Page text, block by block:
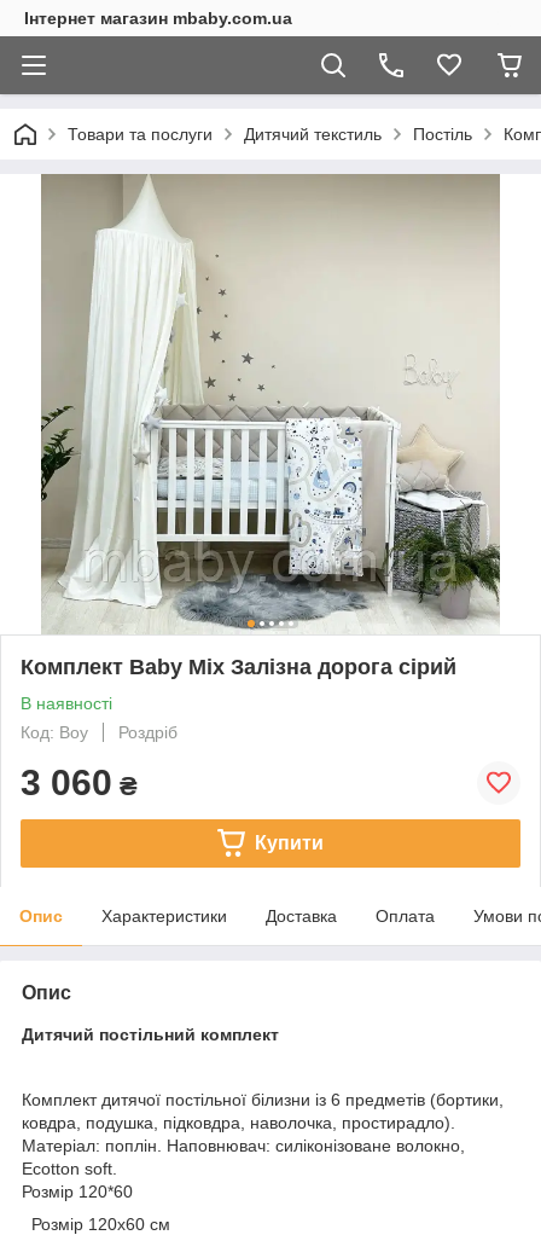
Інтернет магазин mbaby.com.ua
Товари та послуги Дитячий текстиль Постіль
Комплект Baby Mix Залізна дорога сірий
В наявності
Код: Boy
Роздріб
3 060 ₴
Купити
Опис Характеристики Доставка Оплата Умови
Опис
Дитячий постільний комплект
Комплект дитячої постільної білизни із 6 предметів (бортики,
ковдра, подушка, підковдра, наволочка, простирадло).
Матеріал: поплін. Наповнювач: силіконізоване волокно,
Ecotton soft.
Розмір 120*60
Розмір 120х60 см